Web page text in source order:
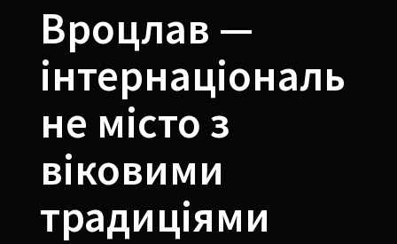
Вроцлав —
інтернаціональ
не місто з
віковими
традиціями